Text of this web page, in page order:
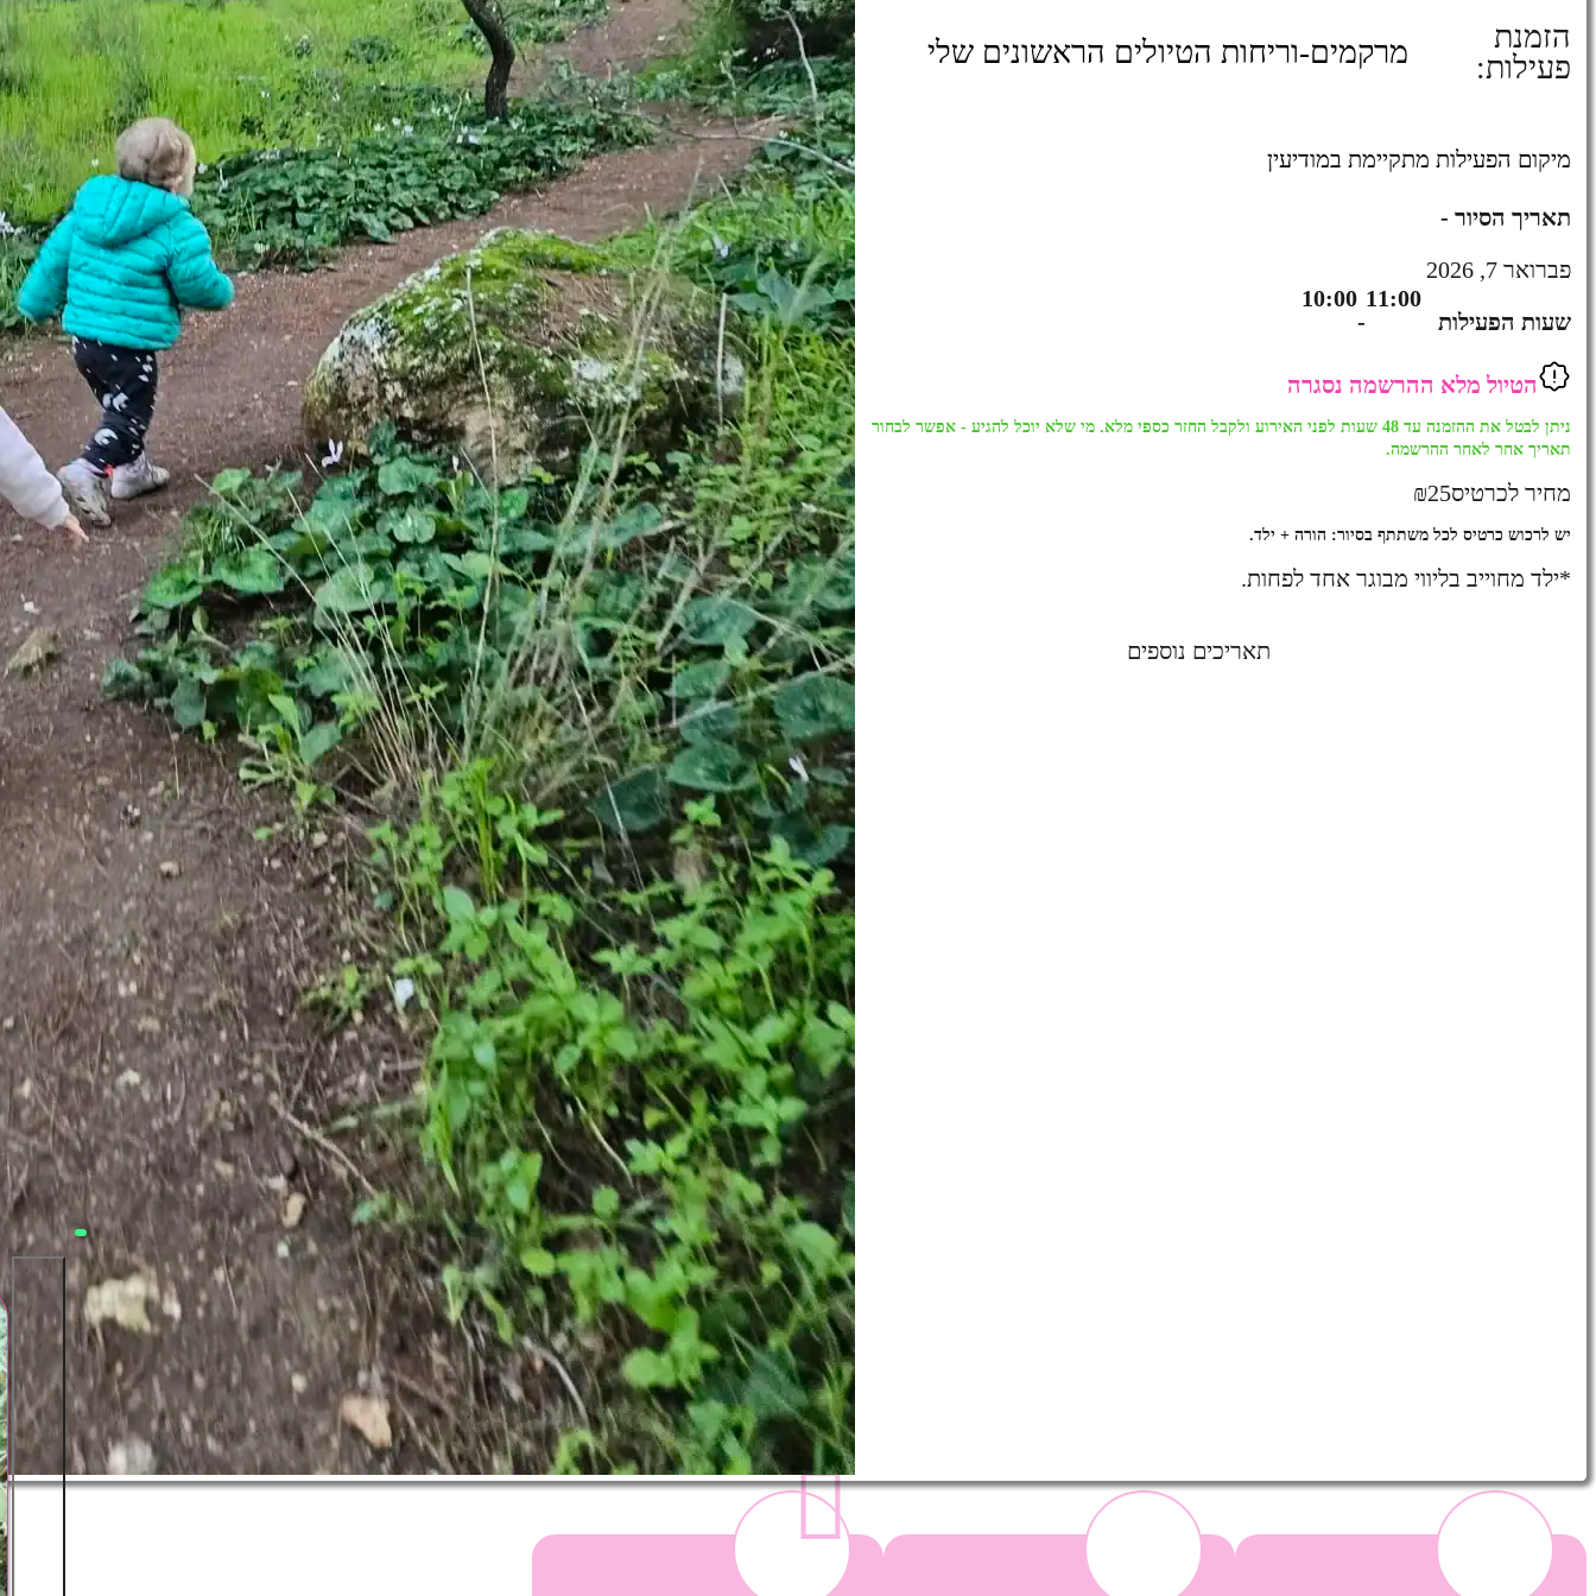
הזמנת
פעילות:
מרקמים-וריחות הטיולים הראשונים שלי
מיקום הפעילות מתקיימת במודיעין
תאריך הסיור -
פברואר 7, 2026
שעות הפעילות
11:00
-
10:00
הטיול מלא ההרשמה נסגרה
ניתן לבטל את ההזמנה עד 48 שעות לפני האירוע ולקבל החזר כספי מלא. מי שלא יוכל להגיע - אפשר לבחור
תאריך אחר לאחר ההרשמה.
מחיר לכרטיס ₪25
יש לרכוש כרטיס לכל משתתף בסיור: הורה + ילד.
*ילד מחוייב בליווי מבוגר אחד לפחות.
תאריכים נוספים